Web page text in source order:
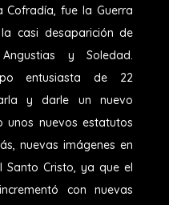
Cofradía, fue la Guerra
casi desaparición de
y Soledad.
entusiasta de 22
y darle un nuevo
unos nuevos estatutos
nuevas imágenes en
Cristo, ya que el
con nuevas